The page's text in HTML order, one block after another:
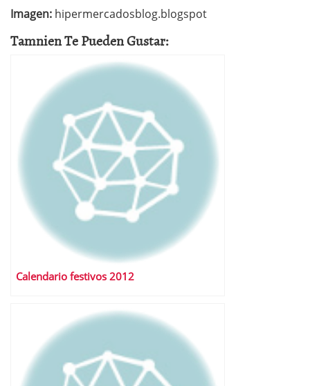
Imagen: hipermercadosblog.blogspot
Tamnien Te Pueden Gustar:
Calendario festivos 2012